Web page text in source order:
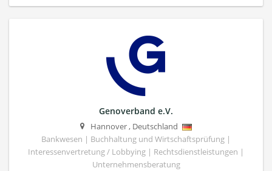
Genoverband e.V.
Hannover, Deutschland
Bankwesen | Buchhaltung und Wirtschaftsprüfung |
Interessenvertretung / Lobbying | Rechtsdienstleistungen |
Unternehmensberatung